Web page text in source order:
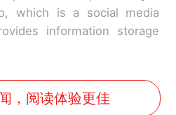
which is a social media
information storage
，阅读体验更佳